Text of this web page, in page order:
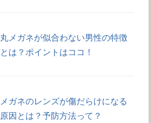
丸メガネが似合わない男性の特徴
とは？ポイントはココ！
メガネのレンズが傷だらけになる
原因とは？予防方法って？